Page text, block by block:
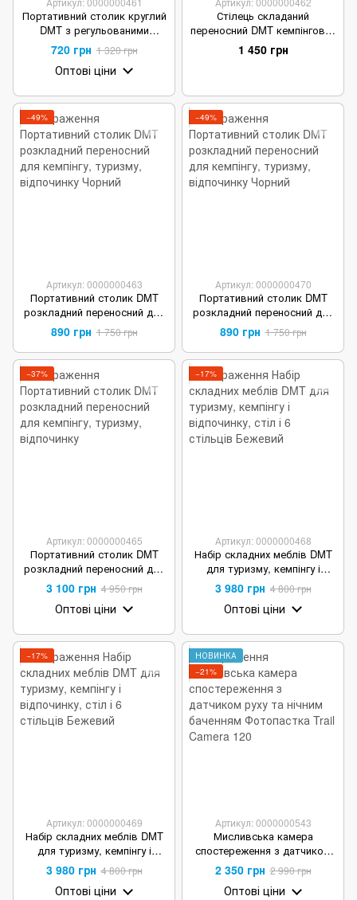
Портативний столик круглий
DMT з регульованими
ніжками розкладний
переносний для кемпінгу,
відпочинку, пікніку
720 грн 1 320 грн
Оптові ціни
Стілець складаний
переносний DMT кемпінговий
для туризму і відпочинку
1 450 грн
−49%
Артикул: 0000000463
Портативний столик DMT
розкладний переносний для
кемпінгу, туризму, відпочинку
Бежевий
890 грн 1 750 грн
−49%
Артикул: 0000000470
Портативний столик DMT
розкладний переносний для
кемпінгу, туризму, відпочинку
Чорний
890 грн 1 750 грн
−37%
Артикул: 0000000465
Портативний столик DMT
розкладний переносний для
кемпінгу, туризму, відпочинку
3 100 грн 4 950 грн
Оптові ціни
−17%
Артикул: 0000000468
Набір складних меблів DMT
для туризму, кемпінгу і
відпочинку, стіл і 6 стільців
Бежевий
3 980 грн 4 800 грн
Оптові ціни
−17%
Артикул: 0000000469
Набір складних меблів DMT
для туризму, кемпінгу і
відпочинку, стіл і 6 стільців
Чорний
3 980 грн 4 800 грн
Оптові ціни
НОВИНКА
−21%
Артикул: 0000000543
Мисливська камера
спостереження з датчиком
руху та нічним баченням
Фотопастка Trail Camera 120
2 350 грн 2 990 грн
Оптові ціни